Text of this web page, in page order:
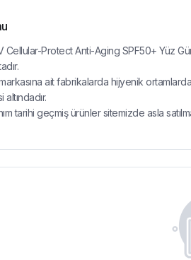
Cellular-Protect Anti-Aging SPF50+ Yüz
ait fabrikalarda hijyenik
tarihi geçmiş ürünler sitemizde asla